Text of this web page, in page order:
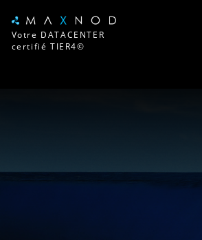
Votre DATACENTER
certifié TIER4©